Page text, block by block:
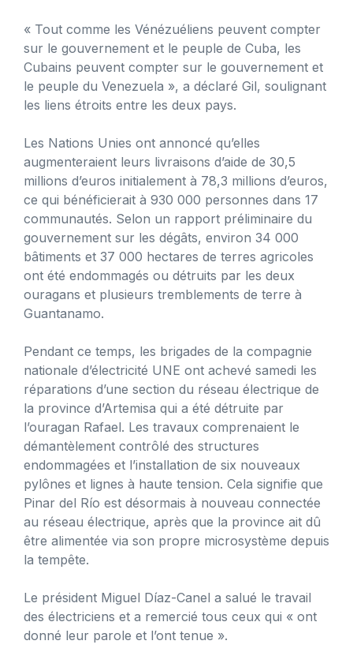
« Tout comme les Vénézuéliens peuvent compter
sur le gouvernement et le peuple de Cuba, les
Cubains peuvent compter sur le gouvernement et
le peuple du Venezuela », a déclaré Gil, soulignant
les liens étroits entre les deux pays.
Les Nations Unies ont annoncé qu’elles
augmenteraient leurs livraisons d’aide de 30,5
millions d’euros initialement à 78,3 millions d’euros,
ce qui bénéficierait à 930 000 personnes dans 17
communautés. Selon un rapport préliminaire du
gouvernement sur les dégâts, environ 34 000
bâtiments et 37 000 hectares de terres agricoles
ont été endommagés ou détruits par les deux
ouragans et plusieurs tremblements de terre à
Guantanamo.
Pendant ce temps, les brigades de la compagnie
nationale d’électricité UNE ont achevé samedi les
réparations d’une section du réseau électrique de
la province d’Artemisa qui a été détruite par
l’ouragan Rafael. Les travaux comprenaient le
démantèlement contrôlé des structures
endommagées et l’installation de six nouveaux
pylônes et lignes à haute tension. Cela signifie que
Pinar del Río est désormais à nouveau connectée
au réseau électrique, après que la province ait dû
être alimentée via son propre microsystème depuis
la tempête.
Le président Miguel Díaz-Canel a salué le travail
des électriciens et a remercié tous ceux qui « ont
donné leur parole et l’ont tenue ».